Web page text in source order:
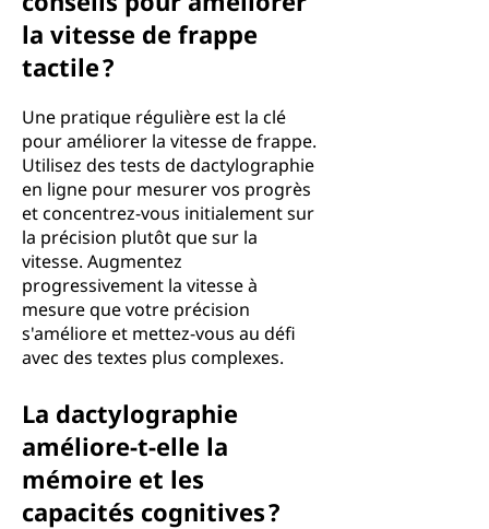
la vitesse de frappe
tactile ?
Une pratique régulière est la clé
pour améliorer la vitesse de frappe.
Utilisez des tests de dactylographie
en ligne pour mesurer vos progrès
et concentrez-vous initialement sur
la précision plutôt que sur la
vitesse. Augmentez
progressivement la vitesse à
mesure que votre précision
s'améliore et mettez-vous au défi
avec des textes plus complexes.
La dactylographie
améliore-t-elle la
mémoire et les
capacités cognitives ?